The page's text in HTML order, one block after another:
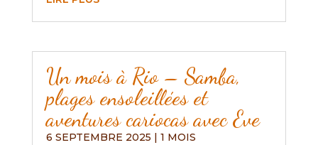
Un mois à Rio – Samba,
plages ensoleillées et
aventures cariocas avec Eve
6 SEPTEMBRE 2025 | 1 MOIS